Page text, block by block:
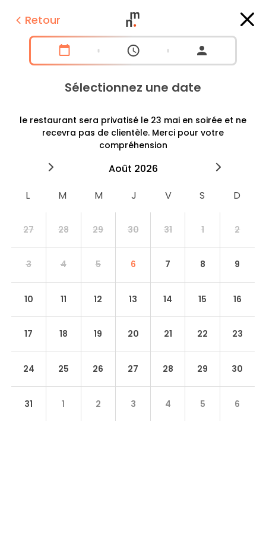
Retour
Sélectionnez une date
le restaurant sera privatisé le 23 mai en soirée et ne
recevra pas de clientèle. Merci pour votre
compréhension
août 2026
27 28 29 30 31 1 2
3 4 5 6 7 8 9
10 11 12 13 14 15 16
17 18 19 20 21 22 23
24 25 26 27 28 29 30
31 1 2 3 4 5 6